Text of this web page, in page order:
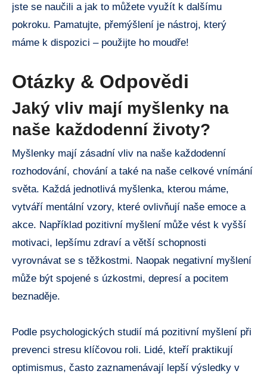
jste se naučili a jak to můžete využít k dalšímu
pokroku. Pamatujte, přemýšlení je nástroj, který
máme k dispozici – použijte ho moudře!
Otázky & Odpovědi
Jaký vliv mají myšlenky na
naše každodenní životy?
Myšlenky mají zásadní vliv na naše každodenní
rozhodování, chování a také na naše celkové vnímání
světa. Každá jednotlivá myšlenka, kterou máme,
vytváří mentální vzory, které ovlivňují naše emoce a
akce. Například pozitivní myšlení může vést k vyšší
motivaci, lepšímu zdraví a větší schopnosti
vyrovnávat se s těžkostmi. Naopak negativní myšlení
může být spojené s úzkostmi, depresí a pocitem
beznaděje.
Podle psychologických studií má pozitivní myšlení při
prevenci stresu klíčovou roli. Lidé, kteří praktikují
optimismus, často zaznamenávají lepší výsledky v